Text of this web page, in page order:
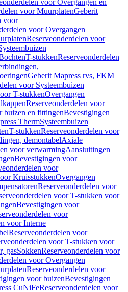
voor Overgangen en
voor MuurplatenGeberit
voor
voor Overgangen
Reserveonderdelen voor
T-stukkenReserveonderdelen
Geberit Mapress rvs, FKM
voor Systeembuizen
T-stukkenOvergangen
Reserveonderdelen voor
buizen en fittingenBevestigingen
ThermSysteembuizen
T-stukkenReserveonderdelen voor
demontabelAxiale
voor verwarmingAansluitingen
Bevestigingen voor
voor
KruisstukkenOvergangen
Reserveonderdelen voor
voor T-stukken voor
Bevestigingen voor
voor
voor Interne
Reserveonderdelen voor
voor T-stukken voor
gasSokkenReserveonderdelen voor
voor Overgangen
Reserveonderdelen voor
voor buizenBevestigingen
CuNiFeReserveonderdelen voor